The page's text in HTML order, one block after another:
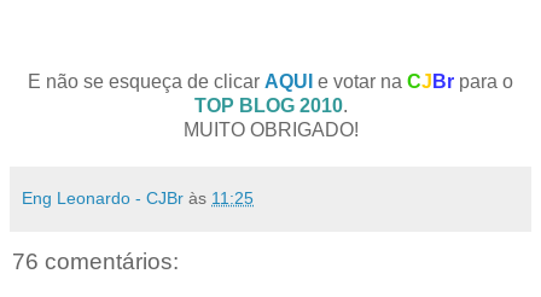
E não se esqueça de clicar AQUI e votar na CJ Br para o
TOP BLOG 2010.
MUITO OBRIGADO!
Eng Leonardo - CJBr às 11:25
76 comentários: